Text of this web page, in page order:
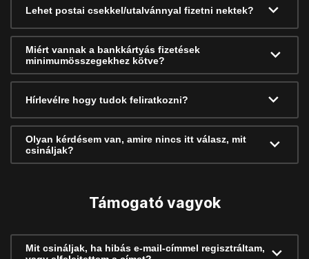
Lehet postai csekkel/utalvánnyal fizetni nektek?
Miért vannak a bankkártyás fizetések
minimumösszegekhez kötve?
Hírlevélre hogy tudok feliratkozni?
Olyan kérdésem van, amire nincs itt válasz, mit
csináljak?
Támogató vagyok
Mit csináljak, ha hibás e-mail-címmel regisztráltam,